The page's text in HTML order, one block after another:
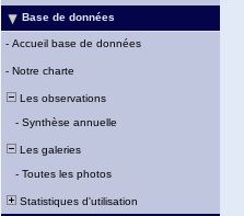
Base de données
- Accueil base de données
- Notre charte
Les observations
- Synthèse annuelle
Les galeries
- Toutes les photos
Statistiques d'utilisation